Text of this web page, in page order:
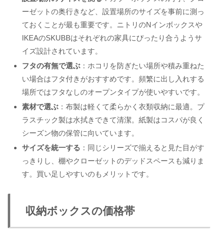
ーゼットの奥行きなど、設置場所のサイズを事前に測っ
ておくことが最も重要です。ニトリのNインボックスや
IKEAのSKUBBはそれぞれの家具にぴったり合うようサ
イズ設計されています。
フタの有無で選ぶ ：ホコリを防ぎたい場所や積み重ねた
い場合はフタ付きがおすすめです。頻繁に出し入れする
場所ではフタなしのオープンタイプが使いやすいです。
素材で選ぶ ：布製は軽くて柔らかく衣類収納に最適。プ
ラスチック製は水拭きできて清潔。紙製はコスパが良く
シーズン物の保管に向いています。
サイズを統一する ：同じシリーズで揃えると見た目がす
っきりし、棚やクローゼットのデッドスペースも減りま
す。買い足しやすいのもメリットです。
収納ボックスの価格帯